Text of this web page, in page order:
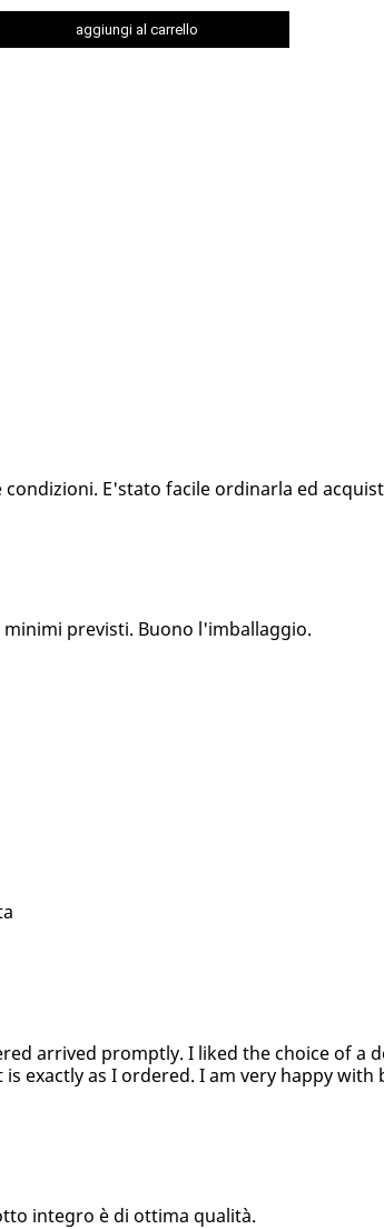
aggiungi al carrello
E'stato facile ordinarla ed
previsti. Buono l'imballaggio.
arrived promptly. I liked the choice of a
exactly as I ordered. I am very happy
integro è di ottima qualità.